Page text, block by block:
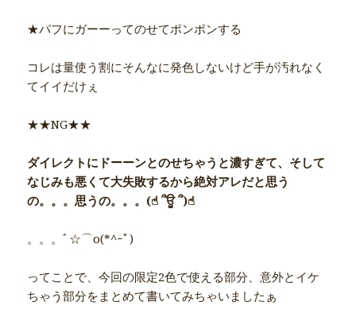
★パフにガーーってのせてポンポンする
コレは量使う割にそんなに発色しないけど手が汚れなく
てイイだけぇ
★★NG★★
ダイレクトにドーーンとのせちゃうと濃すぎて、そして
なじみも悪くて大失敗するから絶対アレだと思う
の。。。思うの。。。(☝︎ ՞ਊ ՞)☝︎
。。。ﾞ☆⌒o(*^ｰﾟ)
ってことで、今回の限定2色で使える部分、意外とイケ
ちゃう部分をまとめて書いてみちゃいましたぁ